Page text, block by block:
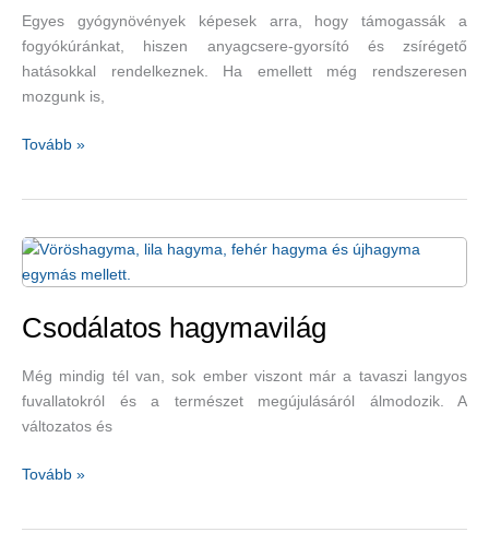
Egyes gyógynövények képesek arra, hogy támogassák a
fogyókúránkat, hiszen anyagcsere-gyorsító és zsírégető
hatásokkal rendelkeznek. Ha emellett még rendszeresen
mozgunk is,
Harc
gyógynövényekkel
Tovább »
Csodálatos hagymavilág
Még mindig tél van, sok ember viszont már a tavaszi langyos
fuvallatokról és a természet megújulásáról álmodozik. A
változatos és
Csodálatos
Tovább »